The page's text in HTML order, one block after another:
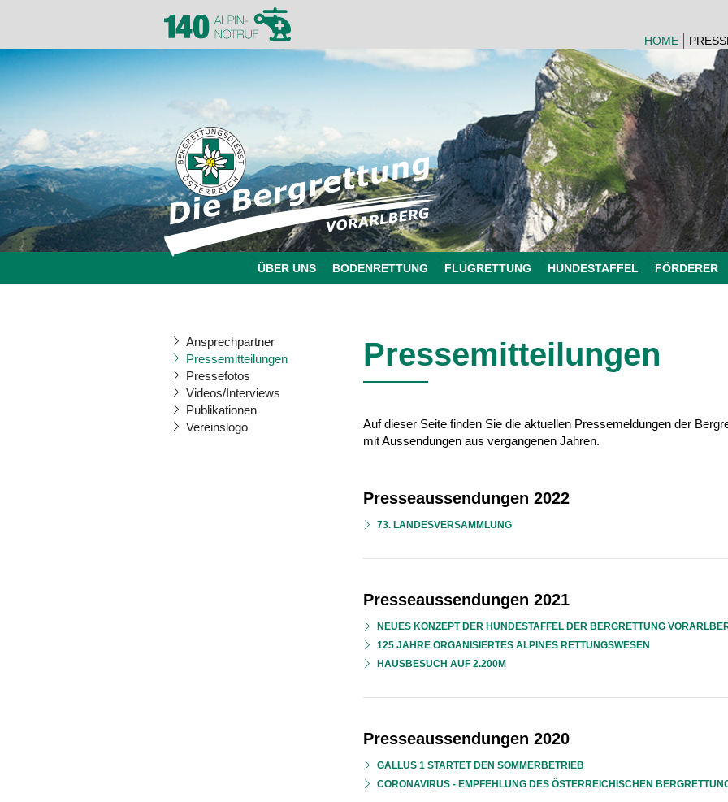
HOME
ÜBER UNS BODENRETTUNG FLUGRETTUNG HUNDESTAFFEL FÖRDERER
Ansprechpartner
Pressemitteilungen
Pressefotos
Videos/Interviews
Publikationen
Vereinslogo
Pressemitteilungen
Auf dieser Seite finden Sie die aktuellen Pressemeldungen der
mit Aussendungen aus vergangenen Jahren.
Presseaussendungen 2022
73. LANDESVERSAMMLUNG
Presseaussendungen 2021
NEUES KONZEPT DER HUNDESTAFFEL DER BERGRETTUNG
125 JAHRE ORGANISIERTES ALPINES RETTUNGSWESEN
HAUSBESUCH AUF 2.200M
Presseaussendungen 2020
GALLUS 1 STARTET DEN SOMMERBETRIEB
CORONAVIRUS - EMPFEHLUNG DES ÖSTERREICHISCHEN